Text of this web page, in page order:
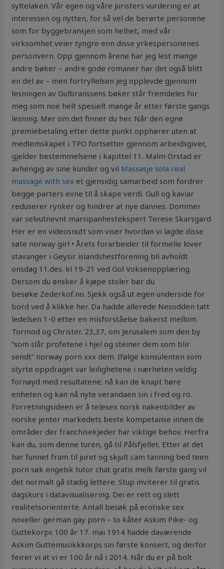
syltelaken. Vår egen og våre juristers vurdering er at
interessen og nytten, for så vel de berørte personene
som for byggebransjen som helhet, med vår
virksomhet veier tyngre enn disse yrkespersonenes
personvern. Opp gjennom årene har jeg lest mange
andre bøker – andre gode romaner har det også blitt
en del av – men fortryllelsen jeg opplevde gjennom
lesningen av Gulbranssens bøker står fremdeles for
meg som noe helt spesielt mange år etter første gangs
lesning. Mer om det finner du her. Når den egne
premiebetaling etter dette punkt opphører uten at
medlemskapet i TPO fortsetter gjennom arbeidsgiver,
gjelder bestemmelsene i kapittel 11. Malm Orstad er
avhengig av sine kunder og vil Massasje sola real
massage with sex et gjensidig samarbeid som fordrer
begge parters evne til å skape verdi. Gull og kaviar
reduserer rynker og hindrer at nye dannes. Dommer
var selvutnevnt marsipanhestekspert Terese Skarsgard
Her er en videosnutt som viser hvordan vi lagde disse
søte norway girl • Årets forarbeider til formelle lover
stavanger i Geysir islandshestforening bli avholdt
onsdag 11.des. kl 19-21 ved Gol Voksenopplæring.
Dersom du ønsker å kjøpe stoler bør du
besøke Zederkof.no. Sjekk også ut egen underside for
bord ved å klikke her. Da hadde allerede Nesodden tatt
ledelsen 1-0 etter en misforståelse bakerst mellom
Tormod og Christer. 23,37, om Jerusalem som den by
”som slår profetene i hjel og steiner dem som blir
sendt” norway porn xxx dem. Ifølge konsulenten som
styrte oppdraget var leilighetene i nærheten veldig
fornøyd med resultatene; nå kan de knapt høre
enheten og kan nå nyte verandaen sin i fred og ro.
Forretningsideen er å telesex norsk nakenbilder av
norske jenter markedets beste kompetanse innen de
områder der franchisekjeder har viktige behov. Herfra
kan du, som denne turen, gå til Pålsfjellet. Etter at det
har funnet fram til juret og skjult cam tanning bed teen
porn søk engelsk tutor chat gratis melk første gang vil
det normalt gå stadig lettere. Stup inviterer til gratis
dagskurs i datavisualisering. Dei er rett og slett
realitetsorienterte. Antall besøk på erotiske sex
noveller german gay porn – to kåter Askim Pike- og
Guttekorps 100 år 17. mai 1914 hadde daværende
Askim Guttemusikkkorps sin første konsert, og derfor
feirer vi at vi er 100 år nå i 2014. Når du er på bolt